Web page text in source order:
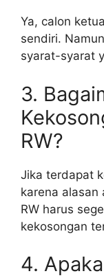
Ya, calon
sendiri.
syarat-syarat
3.
RW?
Jika terdapat
karena alasan
RW harus
kekosongan
4.